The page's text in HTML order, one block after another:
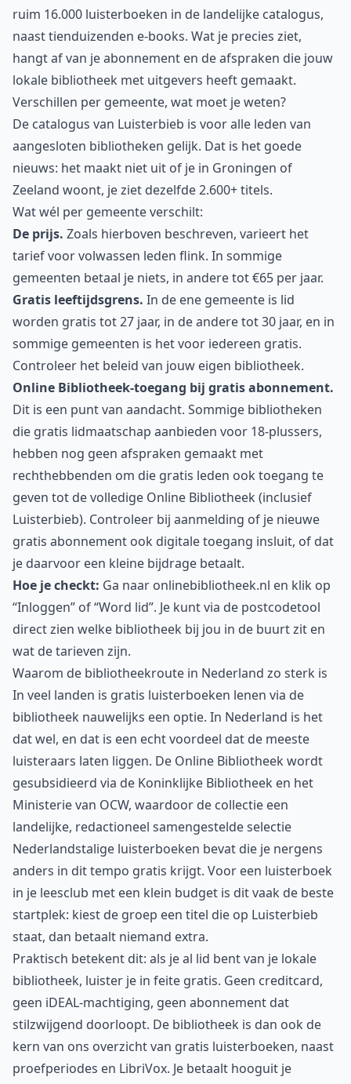
ruim 16.000 luisterboeken in de landelijke catalogus,
naast tienduizenden e-books. Wat je precies ziet,
hangt af van je abonnement en de afspraken die jouw
lokale bibliotheek met uitgevers heeft gemaakt.
Verschillen per gemeente, wat moet je weten?
De catalogus van Luisterbieb is voor alle leden van
aangesloten bibliotheken gelijk. Dat is het goede
nieuws: het maakt niet uit of je in Groningen of
Zeeland woont, je ziet dezelfde 2.600+ titels.
Wat wél per gemeente verschilt:
De prijs. Zoals hierboven beschreven, varieert het
tarief voor volwassen leden flink. In sommige
gemeenten betaal je niets, in andere tot €65 per jaar.
Gratis leeftijdsgrens. In de ene gemeente is lid
worden gratis tot 27 jaar, in de andere tot 30 jaar, en in
sommige gemeenten is het voor iedereen gratis.
Controleer het beleid van jouw eigen bibliotheek.
Online Bibliotheek-toegang bij gratis abonnement.
Dit is een punt van aandacht. Sommige bibliotheken
die gratis lidmaatschap aanbieden voor 18-plussers,
hebben nog geen afspraken gemaakt met
rechthebbenden om die gratis leden ook toegang te
geven tot de volledige Online Bibliotheek (inclusief
Luisterbieb). Controleer bij aanmelding of je nieuwe
gratis abonnement ook digitale toegang insluit, of dat
je daarvoor een kleine bijdrage betaalt.
Hoe je checkt: Ga naar onlinebibliotheek.nl en klik op
“Inloggen” of “Word lid”. Je kunt via de postcodetool
direct zien welke bibliotheek bij jou in de buurt zit en
wat de tarieven zijn.
Waarom de bibliotheekroute in Nederland zo sterk is
In veel landen is gratis luisterboeken lenen via de
bibliotheek nauwelijks een optie. In Nederland is het
dat wel, en dat is een echt voordeel dat de meeste
luisteraars laten liggen. De Online Bibliotheek wordt
gesubsidieerd via de Koninklijke Bibliotheek en het
Ministerie van OCW, waardoor de collectie een
landelijke, redactioneel samengestelde selectie
Nederlandstalige luisterboeken bevat die je nergens
anders in dit tempo gratis krijgt. Voor een luisterboek
in je leesclub met een klein budget is dit vaak de beste
startplek: kiest de groep een titel die op Luisterbieb
staat, dan betaalt niemand extra.
Praktisch betekent dit: als je al lid bent van je lokale
bibliotheek, luister je in feite gratis. Geen creditcard,
geen iDEAL-machtiging, geen abonnement dat
stilzwijgend doorloopt. De bibliotheek is dan ook de
kern van ons overzicht van gratis luisterboeken, naast
proefperiodes en LibriVox. Je betaalt hooguit je